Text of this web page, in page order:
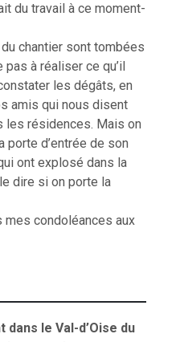
du travail à ce moment-
chantier sont tombées
pas à réaliser ce qu’il
les dégâts, en
amis qui nous disent
les résidences. Mais on
d’entrée de son
ont explosé dans la
dire si on porte la
condoléances aux
dans le Val-d’Oise du